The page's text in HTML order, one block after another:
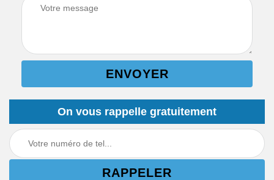
On vous rappelle gratuitement